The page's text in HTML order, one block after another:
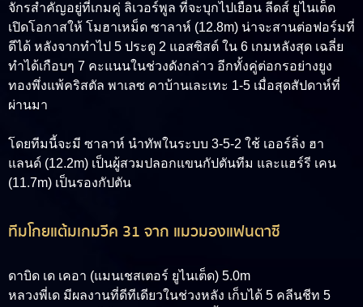
จักรสำคัญอยู่ที่เกมคู่ ลิเวอร์พูล ที่จะบุกไปเยือน ลีดส์ ยูไนเต็ด
เปิดโอกาสให้ โมฮาเหม็ด ซาลาห์ (12.8m) น่าจะสานต่อฟอร์มที่
ดีได้ หลังจากทำไป 5 ประตู 2 แอสซิสต์ ใน 6 เกมหลังสุด เฉลี่ย
ทำได้เกือบๆ 7 คะแนนในช่วงดังกล่าว อีกทั้งคู่ต่อกรอย่างยูง
ทองพึ่งแพ้คริสตัล พาเลซ คาบ้านเละเทะ 1-5 เมื่อสุดสัปดาห์ที่
ผ่านมา
โดยทีมนี้จะมี ซาลาห์ นำทัพในระบบ 3-5-2 ใช้ เออร์ลิ่ง ฮา
แลนด์ (12.2m) เป็นผู้สวมปลอกแขนกัปตันทีม และแฮร์รี เคน
(11.7m) เป็นรองกัปตัน
ทีมโกยแต้มเกมวีค 31 จาก แมวมองแฟนตาซี
ดาบิด เด เคอา (แมนเชสเตอร์ ยูไนเต็ด) 5.0m
หลวงพี่เด มีผลงานที่ดีทีเดียวในช่วงหลัง เก็บได้ 5 คลีนชีท 5